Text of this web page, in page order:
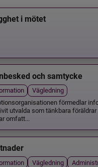
i mötet
och samtycke
Vägledning
förmedlar
utvalda som tänkbara
omfatt...
Vägledning